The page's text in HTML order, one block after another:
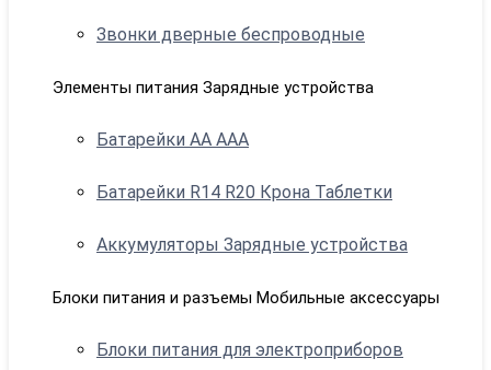
Звонки дверные беспроводные
Элементы питания Зарядные устройства
Батарейки АА ААА
Батарейки R14 R20 Крона Таблетки
Аккумуляторы Зарядные устройства
Блоки питания и разъемы Мобильные аксессуары
Блоки питания для электроприборов